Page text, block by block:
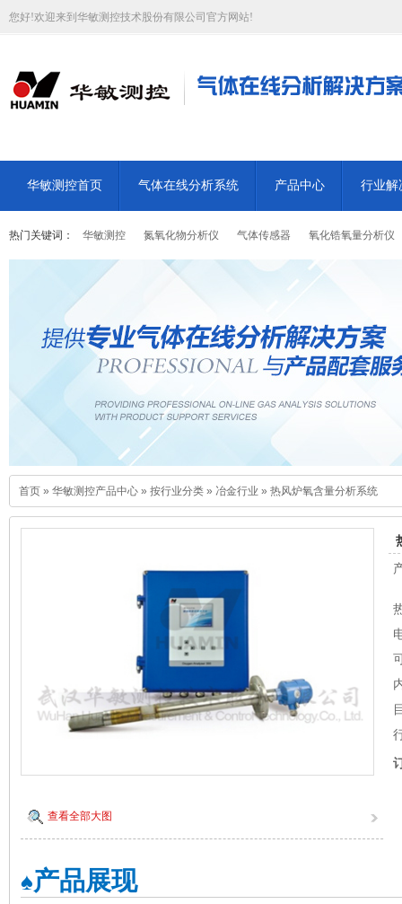
您好!欢迎来到华敏测控技术股份有限公司官方网站!
华敏测控首页 气体在线分析系统 产品中心 行业解
热门关键词： 华敏测控 氮氧化物分析仪 气体传感器 氧化锆氧量分析仪
首页 » 华敏测控产品中心 » 按行业分类 » 冶金行业 » 热风炉氧含量分析系统
查看全部大图
♠产品展现